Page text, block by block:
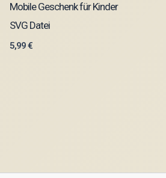
Mobile Geschenk für Kinder
SVG Datei
5,99€